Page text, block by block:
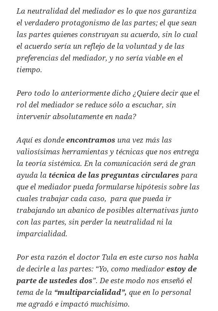
La neutralidad del mediador es lo que nos garantiza
el verdadero protagonismo de las partes; el que sean
las partes quienes construyan su acuerdo, sin lo cual
el acuerdo sería un reflejo de la voluntad y de las
preferencias del mediador, y no sería viable en el
tiempo.
Pero todo lo anteriormente dicho ¿Quiere decir que el
rol del mediador se reduce sólo a escuchar, sin
intervenir absolutamente en nada?
Aquí es dondeencontramos una vez más las
valiosísimas herramientas y técnicas que nos entrega
la teoría sistémica. En la comunicación será de gran
ayuda la técnica de las preguntas circulares para
que el mediador pueda formularse hipótesis sobre las
cuales trabajar cada caso, para que pueda ir
trabajando un abanico de posibles alternativas junto
con las partes, sin perder la neutralidad ni la
imparcialidad.
Por esta razón el doctor Tula en este curso nos habla
de decirle a las partes: “Yo, como mediadorestoy de
parte de ustedes dos”. De este modo nos enseñó el
tema de la “multiparcialidad”, que en lo personal
me agradó e impactó muchísimo.